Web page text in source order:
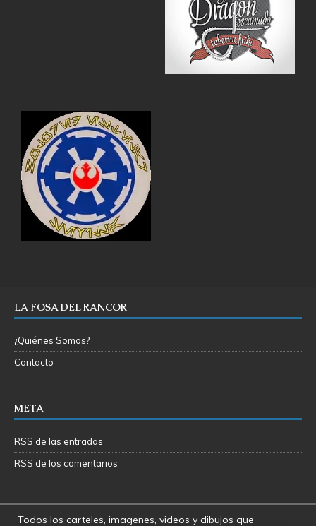
LA FOSA DEL RANCOR
¿Quiénes Somos?
Contacto
META
RSS de las entradas
RSS de los comentarios
Todos los carteles, imagenes, videos y dibujos que